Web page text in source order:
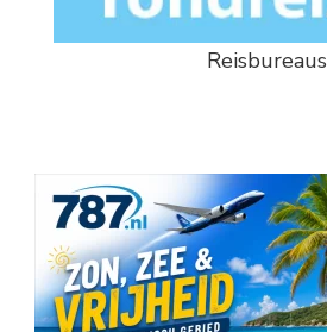
Reisbureaus